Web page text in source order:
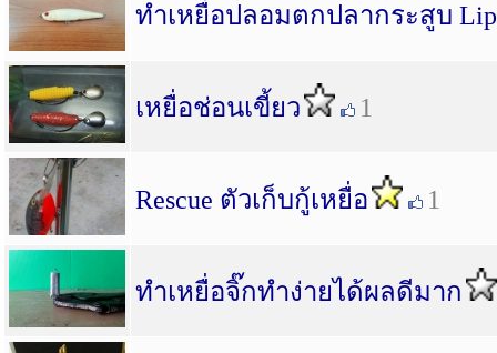
ทำเหยื่อปลอมตกปลากระสูบ
เหยื่อช่อนเขี้ยว 1
Rescue ตัวเก็บกู้เหยื่อ 1
ทำเหยื่อจิ๊กทำง่ายได้ผลดีมาก